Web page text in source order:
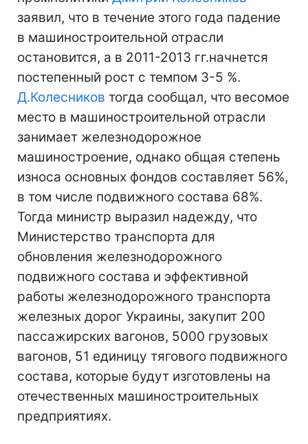
заявил, что в течение этого года падение
в машиностроительной отрасли
остановится, а в 2011-2013 гг.начнется
постепенный рост с темпом 3-5 %.
Д.Колесников тогда сообщал, что весомое
место в машиностроительной отрасли
занимает железнодорожное
машиностроение, однако общая степень
износа основных фондов составляет 56%,
в том числе подвижного состава 68%.
Тогда министр выразил надежду, что
Министерство транспорта для
обновления железнодорожного
подвижного состава и эффективной
работы железнодорожного транспорта
железных дорог Украины, закупит 200
пассажирских вагонов, 5000 грузовых
вагонов, 51 единицу тягового подвижного
состава, которые будут изготовлены на
отечественных машиностроительных
предприятиях.